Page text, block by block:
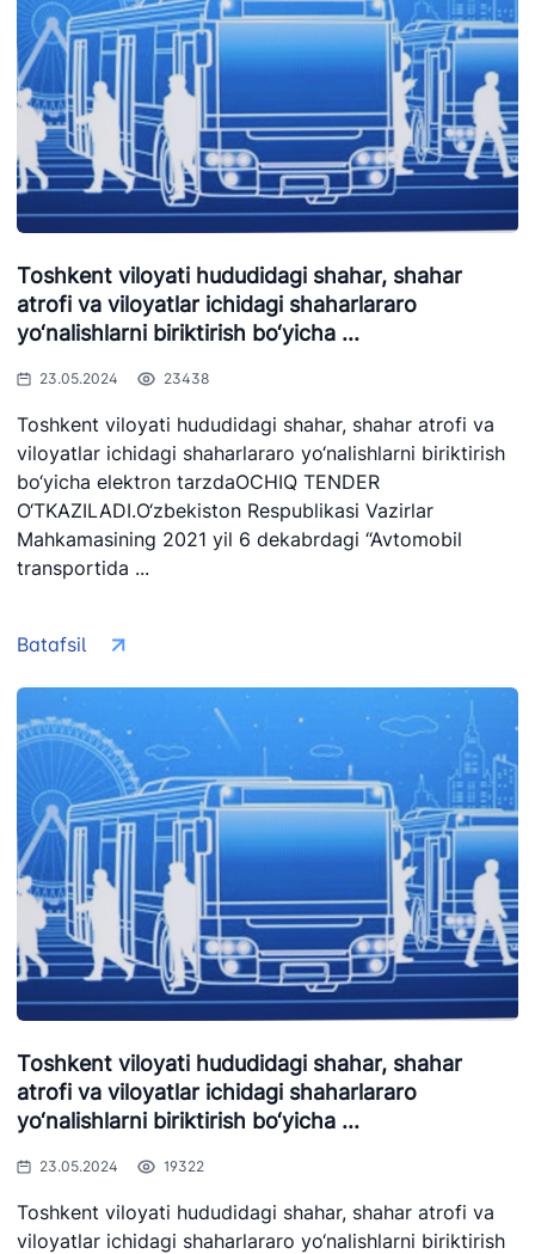
Toshkent viloyati hududidagi shahar, shahar
atrofi va viloyatlar ichidagi shaharlararo
yo‘nalishlarni biriktirish bo‘yicha ...
23.05.2024 23438
Toshkent viloyati hududidagi shahar, shahar atrofi va
viloyatlar ichidagi shaharlararo yo‘nalishlarni biriktirish
bo‘yicha elektron tarzdaOCHIQ TENDER
O‘TKAZILADI.O‘zbekiston Respublikasi Vazirlar
Mahkamasining 2021 yil 6 dekabrdagi “Avtomobil
transportida ...
Batafsil
Toshkent viloyati hududidagi shahar, shahar
atrofi va viloyatlar ichidagi shaharlararo
yo‘nalishlarni biriktirish bo‘yicha ...
23.05.2024 19322
Toshkent viloyati hududidagi shahar, shahar atrofi va
viloyatlar ichidagi shaharlararo yo‘nalishlarni biriktirish